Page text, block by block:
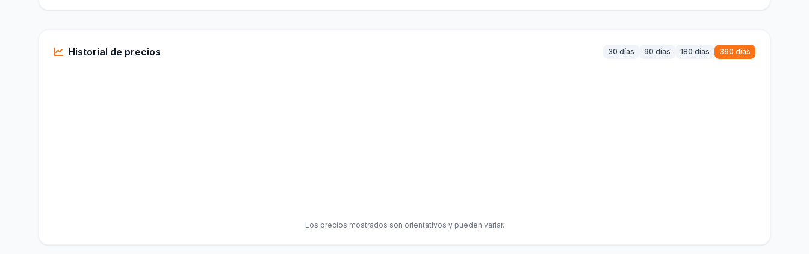
Historial de precios 30 días 90 días 180 días 360 días
Los precios mostrados son orientativos y pueden variar.